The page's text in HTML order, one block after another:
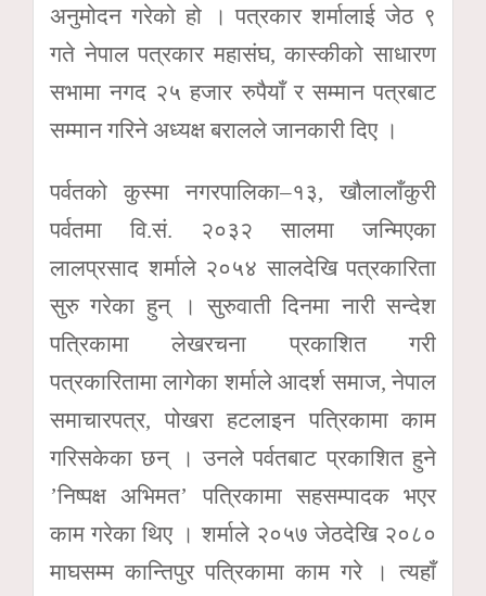
अनुमोदन गरेको हो । पत्रकार शर्मालाई जेठ ९
गते नेपाल पत्रकार महासंघ, कास्कीको साधारण
सभामा नगद २५ हजार रुपैयाँ र सम्मान पत्रबाट
सम्मान गरिने अध्यक्ष बरालले जानकारी दिए ।
पर्वतको कुस्मा नगरपालिका–१३, खौलालाँकुरी
पर्वतमा वि.सं. २०३२ सालमा जन्मिएका
लालप्रसाद शर्माले २०५४ सालदेखि पत्रकारिता
सुरु गरेका हुन् । सुरुवाती दिनमा नारी सन्देश
पत्रिकामा लेखरचना प्रकाशित गरी
पत्रकारितामा लागेका शर्माले आदर्श समाज, नेपाल
समाचारपत्र, पोखरा हटलाइन पत्रिकामा काम
गरिसकेका छन् । उनले पर्वतबाट प्रकाशित हुने
’निष्पक्ष अभिमत’ पत्रिकामा सहसम्पादक भएर
काम गरेका थिए । शर्माले २०५७ जेठदेखि २०८०
माघसम्म कान्तिपुर पत्रिकामा काम गरे । त्यहाँ